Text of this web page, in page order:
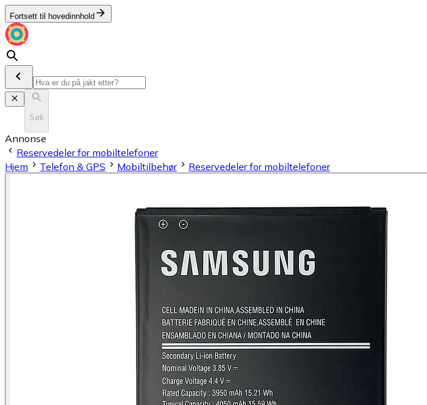
Fortsett til hovedinnhold
Søk
Annonse
Reservedeler for mobiltelefoner
Hjem
Telefon & GPS Mobiltilbehør Reservedeler for mobiltelefoner